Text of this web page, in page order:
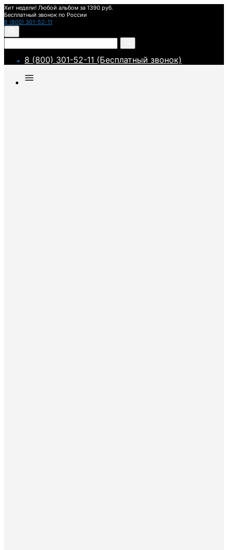
Хит недели! Любой альбом за 1390 руб.
Бесплатный звонок по России
8 (800) 301-52-11
8 (800) 301-52-11 (Бесплатный звонок)